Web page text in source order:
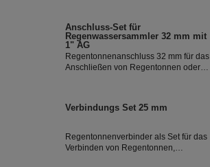
installieren. Damit können Sie bis zu
85 % des anfallenden Regenwassers
sammeln und in Ihre Regentonne
leiten.
Anschluss-Set für
Regenwassersammler 32 mm mit
1" AG
Regentonnenanschluss 32 mm für das
Anschließen von Regentonnen oder
Verbindungs Set 25 mm
Regentonnenverbinder als Set für das
Verbinden von Regentonnen,